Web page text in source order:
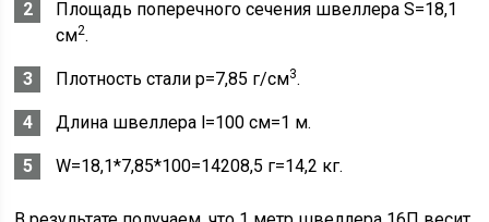
Площадь поперечного сечения швеллера S=18,1
см2.
Плотность стали p=7,85 г/см3.
Длина швеллера l=100 см=1 м.
W=18,1*7,85*100=14208,5 г=14,2 кг.